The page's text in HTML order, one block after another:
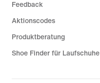
Feedback
Aktionscodes
Produktberatung
Shoe Finder für Laufschuhe